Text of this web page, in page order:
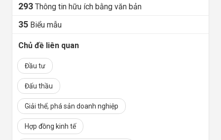
293 Thông tin hữu ích bằng văn bản
35 Biểu mẫu
Chủ đề liên quan
Đầu tư
Đấu thầu
Giải thể, phá sản doanh nghiệp
Hợp đồng kinh tế